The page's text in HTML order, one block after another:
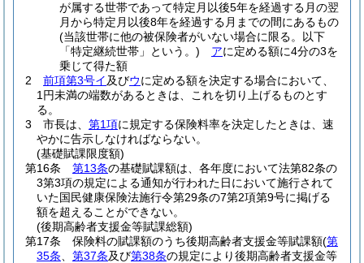
が属する世帯であって特定月以後5年を経過する月の翌
月から特定月以後8年を経過する月までの間にあるもの
(当該世帯に他の被保険者がいない場合に限る。以下
「特定継続世帯」という。)
アに定める額に4分の3を
乗じて得た額
2
前項第3号イ及びウに定める額を決定する場合において、
1円未満の端数があるときは、これを切り上げるものとす
る。
3
市長は、 第1項に規定する保険料率を決定したときは、速
やかに告示しなければならない。
(基礎賦課限度額)
第16条
第13条の基礎賦課額は、各年度において法第82条の
3第3項の規定による通知が行われた日において施行されて
いた国民健康保険法施行令第29条の7第2項第9号に掲げる
額を超えることができない。
(後期高齢者支援金等賦課総額)
第17条
保険料の賦課額のうち後期高齢者支援金等賦課額(第
35条
第37条及び第38条の規定により後期高齢者支援金等